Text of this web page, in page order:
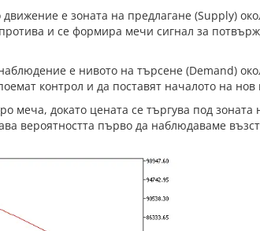
е зоната на предлагане (Supply)
и се формира мечи сигнал за
е нивото на търсене (Demand)
контрол и да поставят началото на
меча, докато цената се търгува под
вероятността първо да наблюдаваме